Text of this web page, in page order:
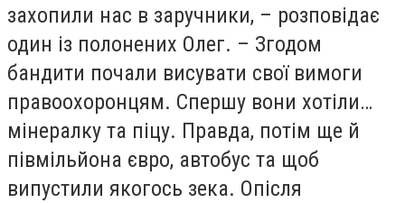
захопили нас в заручники, – розповідає
один із полонених Олег. – Згодом
бандити почали висувати свої вимоги
правоохоронцям. Спершу вони хотіли…
мінералку та піцу. Правда, потім ще й
півмільйона євро, автобус та щоб
випустили якогось зека. Опісля